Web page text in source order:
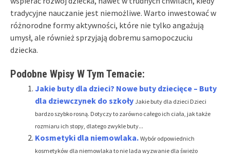
tradycyjne nauczanie jest niemożliwe. Warto inwestować w
różnorodne formy aktywności, które nie tylko angażują
umysł, ale również sprzyjają dobremu samopoczuciu
dziecka.
Podobne Wpisy W Tym Temacie:
Jakie buty dla dzieci? Nowe buty dziecięce – Buty
dla dziewczynek do szkoły Jakie buty dla dzieci Dzieci
bardzo szybko rosną. Dotyczy to zarówno całego ich ciała, jak także
rozmiaru ich stopy, dlatego zwykle buty...
Kosmetyki dla niemowlaka. Wybór odpowiednich
kosmetyków dla niemowlaka to nie lada wyzwanie dla świeżo